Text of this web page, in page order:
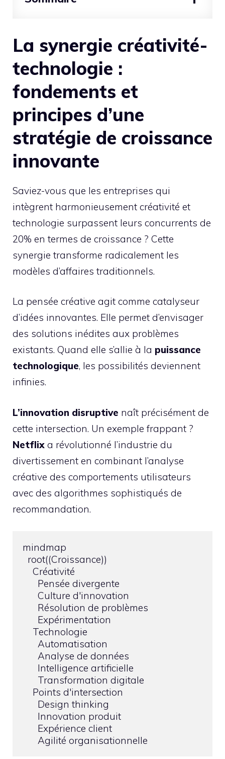
La synergie créativité-
technologie :
fondements et
principes d’une
stratégie de croissance
innovante
Saviez-vous que les entreprises qui
intègrent harmonieusement créativité et
technologie surpassent leurs concurrents de
20% en termes de croissance ? Cette
synergie transforme radicalement les
modèles d’affaires traditionnels.
La pensée créative agit comme catalyseur
d’idées innovantes. Elle permet d’envisager
des solutions inédites aux problèmes
existants. Quand elle s’allie à la puissance
technologique, les possibilités deviennent
infinies.
L’innovation disruptive naît précisément de
cette intersection. Un exemple frappant ?
Netflix a révolutionné l’industrie du
divertissement en combinant l’analyse
créative des comportements utilisateurs
avec des algorithmes sophistiqués de
recommandation.
mindmap
  root((Croissance))
    Créativité
      Pensée divergente
      Culture d'innovation
      Résolution de problèmes
      Expérimentation
    Technologie
      Automatisation
      Analyse de données
      Intelligence artificielle
      Transformation digitale
    Points d'intersection
      Design thinking
      Innovation produit
      Expérience client